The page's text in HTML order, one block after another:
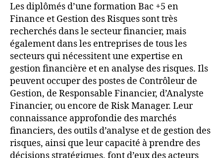
Les diplômés d’une formation Bac +5 en
Finance et Gestion des Risques sont très
recherchés dans le secteur financier, mais
également dans les entreprises de tous les
secteurs qui nécessitent une expertise en
gestion financière et en analyse des risques. Ils
peuvent occuper des postes de Contrôleur de
Gestion, de Responsable Financier, d’Analyste
Financier, ou encore de Risk Manager. Leur
connaissance approfondie des marchés
financiers, des outils d’analyse et de gestion des
risques, ainsi que leur capacité à prendre des
décisions stratégiques, font d’eux des acteurs